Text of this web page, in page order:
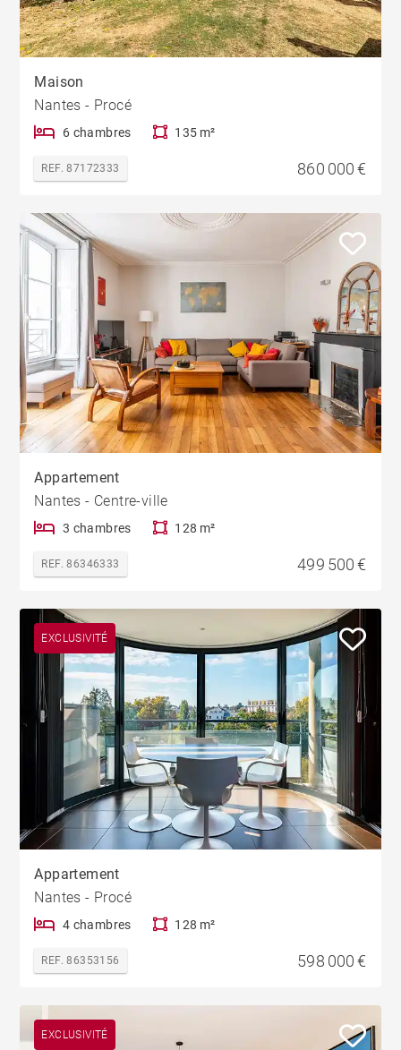
Maison
Nantes - Procé
6 chambres 135 m²
REF. 87172333 860 000 €
Appartement
Nantes - Centre-ville
3 chambres 128 m²
REF. 86346333 499 500 €
EXCLUSIVITÉ
Appartement
Nantes - Procé
4 chambres 128 m²
REF. 86353156 598 000 €
EXCLUSIVITÉ